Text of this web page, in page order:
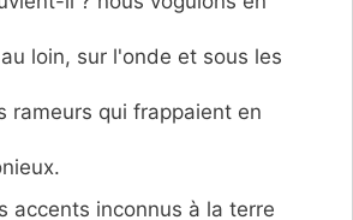
loin, sur l'onde et sous les
rameurs qui frappaient en
accents inconnus à la terre